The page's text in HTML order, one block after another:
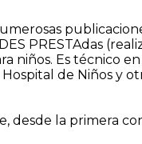
PRESTAdas
niños. Es técnico
de Niños y
la primera